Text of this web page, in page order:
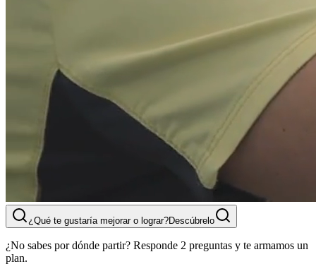
¿Qué te gustaría mejorar o lograr?Descúbrelo
¿No sabes por dónde partir? Responde 2 preguntas y te armamos un
plan.